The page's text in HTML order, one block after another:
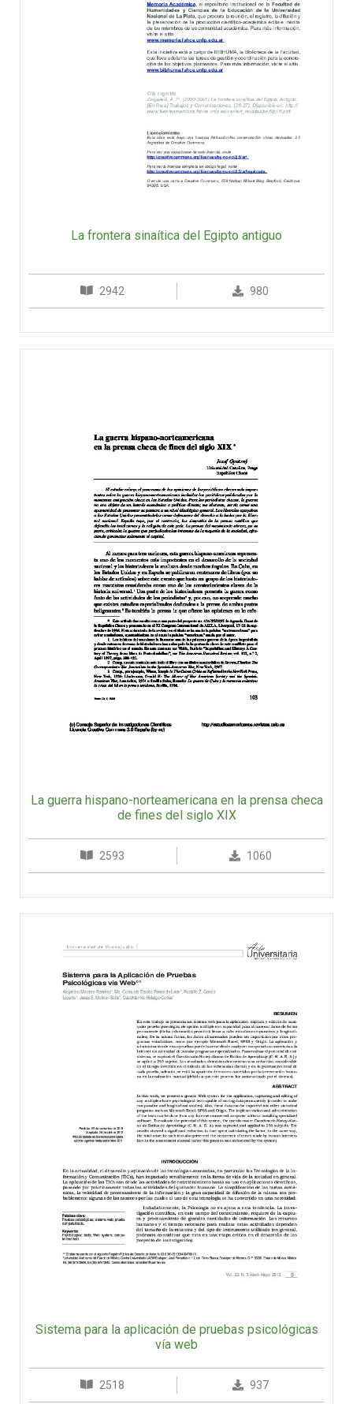
La frontera sinaítica del Egipto antiguo
2942 980
La guerra hispano-norteamericana en la prensa checa
de fines del siglo XIX
2593 1060
Sistema para la aplicación de pruebas psicológicas
vía web
2518 937